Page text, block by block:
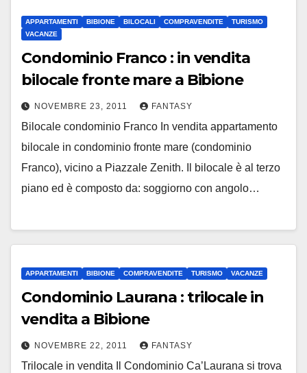
APPARTAMENTI BIBIONE BILOCALI COMPRAVENDITE
TURISMO
VACANZE
Condominio Franco : in vendita
bilocale fronte mare a Bibione
NOVEMBRE 23, 2011 FANTASY
Bilocale condominio Franco In vendita appartamento
bilocale in condominio fronte mare (condominio
Franco), vicino a Piazzale Zenith. Il bilocale è al terzo
piano ed è composto da: soggiorno con angolo…
APPARTAMENTI BIBIONE COMPRAVENDITE TURISMO VACANZE
Condominio Laurana : trilocale in
vendita a Bibione
NOVEMBRE 22, 2011 FANTASY
Trilocale in vendita Il Condominio Ca’Laurana si trova